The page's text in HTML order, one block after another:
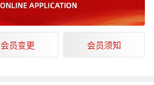
会员变更 会员须知